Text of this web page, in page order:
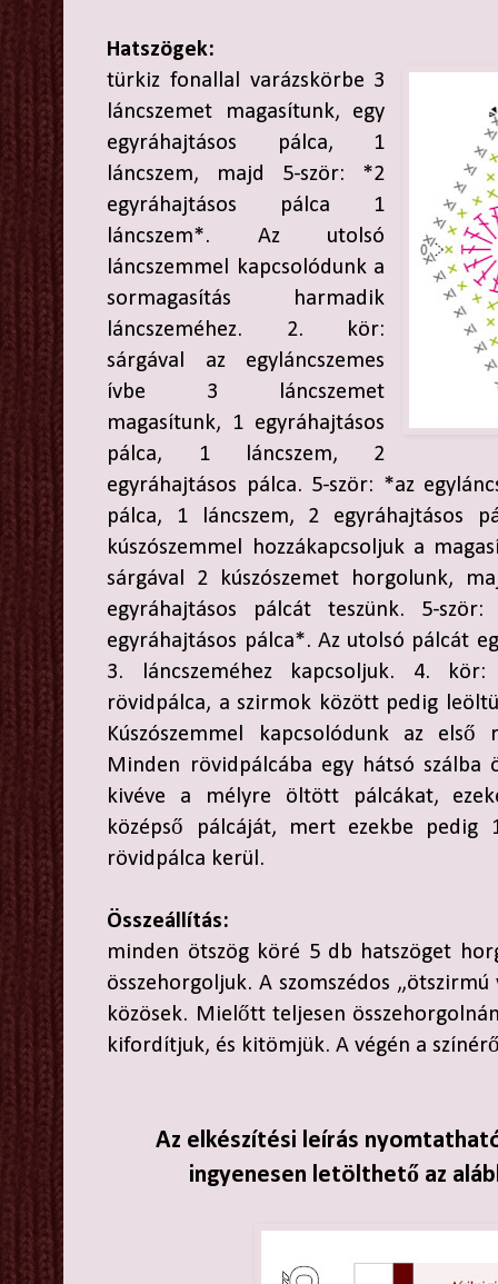
Hatszögek:
türkiz fonallal varázskörbe 3
láncszemet magasítunk, egy
egyráhajtásos pálca, 1
láncszem, majd 5-ször: *2
egyráhajtásos pálca 1
láncszem*. Az utolsó
láncszemmel kapcsolódunk a
sormagasítás harmadik
láncszeméhez. 2. kör:
sárgával az egyláncszemes
ívbe 3 láncszemet
magasítunk, 1 egyráhajtásos
pálca, 1 láncszem, 2
egyráhajtásos pálca. 5-ször: *az
pálca, 1 láncszem, 2 egyráhajtásos
kúszószemmel hozzákapcsoljuk a
sárgával 2 kúszószemet horgolunk,
egyráhajtásos pálcát teszünk. 5-
egyráhajtásos pálca*. Az utolsó pálcát
3. láncszeméhez kapcsoljuk. 4.
rövidpálca, a szirmok között pedig
Kúszószemmel kapcsolódunk az
Minden rövidpálcába egy hátsó
kivéve a mélyre öltött pálcákat,
középső pálcáját, mert ezekbe pedig
rövidpálca kerül.
Összeállítás:
minden ötszög köré 5 db hatszöget
összehorgoljuk. A szomszédos
közösek. Mielőtt teljesen
kifordítjuk, és kitömjük. A végén a
Az elkészítési leírás
ingyenesen letölthető az